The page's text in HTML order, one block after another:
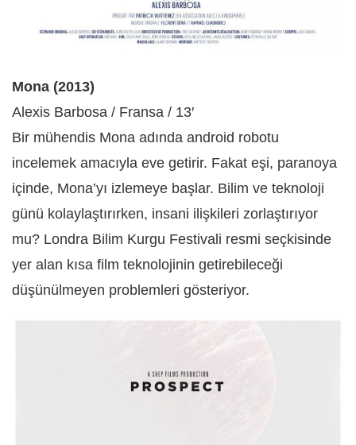
Mona (2013)
Alexis Barbosa / Fransa / 13′
Bir mühendis Mona adında android robotu
incelemek amacıyla eve getirir. Fakat eşi, paranoya
içinde, Mona’yı izlemeye başlar. Bilim ve teknoloji
günü kolaylaştırırken, insani ilişkileri zorlaştırıyor
mu? Londra Bilim Kurgu Festivali resmi seçkisinde
yer alan kısa film teknolojinin getirebileceği
düşünülmeyen problemleri gösteriyor.